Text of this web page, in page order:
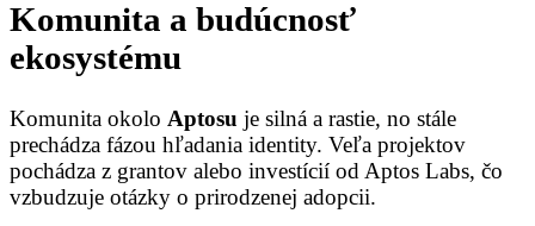
Komunita a budúcnosť
ekosystému
Komunita okolo Aptosu je silná a rastie, no stále
prechádza fázou hľadania identity. Veľa projektov
pochádza z grantov alebo investícií od Aptos Labs, čo
vzbudzuje otázky o prirodzenej adopcii.